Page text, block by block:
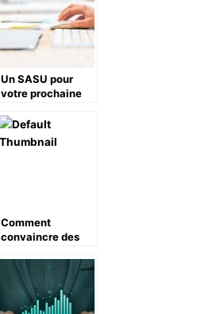
Un SASU pour
votre prochaine
bonne ou une
mauvaise idée?
Comment
convaincre des
financer un
projet ?